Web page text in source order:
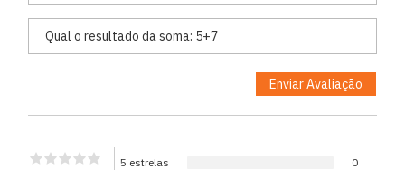
5 estrelas
0